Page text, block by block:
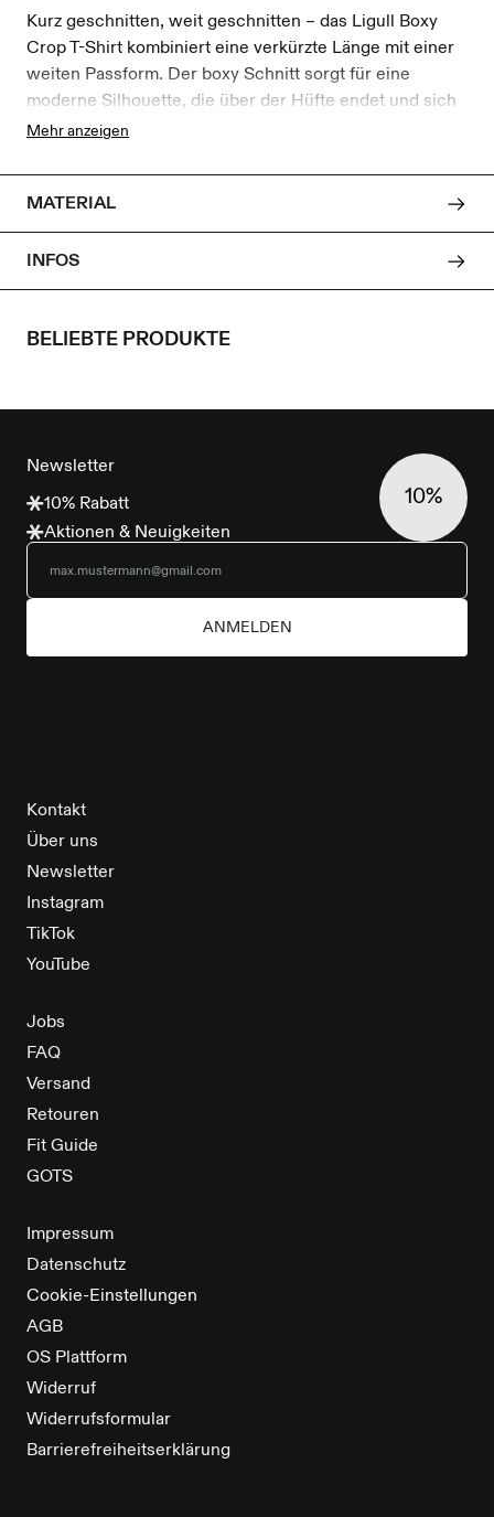
Kurz geschnitten, weit geschnitten – das Ligull Boxy
Crop T-Shirt kombiniert eine verkürzte Länge mit einer
weiten Passform. Der boxy Schnitt sorgt für eine
moderne Silhouette, die über der Hüfte endet und sich
locker tragen lässt.
bietet das Shirt eine angenehme Struktur und einen
hochwertigen Griff. Die dezente Möwenstickerei auf
der Brust setzt ein typisches Cleptomanicx Detail.
Hergestellt in Portugal.
Organic certified by Control Union GOTS-27200.
Mehr anzeigen
MATERIAL
INFOS
BELIEBTE PRODUKTE
Kontakt
Über uns
Newsletter
Instagram
TikTok
YouTube
Jobs
FAQ
Versand
Retouren
Fit Guide
GOTS
Impressum
Datenschutz
Cookie-Einstellungen
AGB
OS Plattform
Widerruf
Widerrufsformular
Barrierefreiheitserklärung
Newsletter
10% Rabatt
Aktionen & Neuigkeiten
ANMELDEN
10%